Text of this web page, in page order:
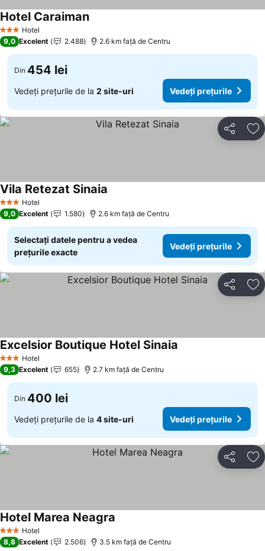
3 SteleHotel
Hotel Caraiman
9,0 Excelent 2.488 2.6 km faţă de Centru
Din 454 lei
Vedeți prețurile de la 2 site-uri Vedeți prețurile
Distribuiți
3 SteleHotel
Vila Retezat Sinaia
9,0 Excelent 1.580 2.6 km faţă de Centru
Selectați datele pentru a vedea
prețurile exacte
Vedeți prețurile
Distribuiți
3 SteleHotel
Excelsior Boutique Hotel Sinaia
9,3 Excelent 655 2.7 km faţă de Centru
Din 400 lei
Vedeți prețurile de la 4 site-uri Vedeți prețurile
Distribuiți
3 SteleHotel
Hotel Marea Neagra
8,8 Excelent 2.506 3.5 km faţă de Centru